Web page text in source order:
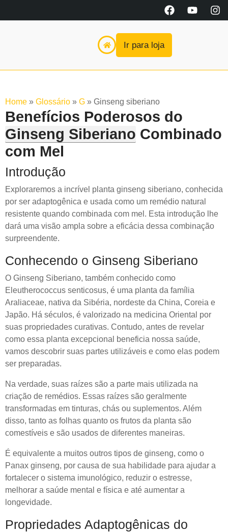
Ir para loja
Home » Glossário » G » Ginseng siberiano
Benefícios Poderosos do
Ginseng Siberiano Combinado
com Mel
Introdução
Exploraremos a incrível planta ginseng siberiano, conhecida
por ser adaptogênica e usada como um remédio natural
resistente quando combinada com mel. Esta introdução lhe
dará uma visão ampla sobre a eficácia dessa combinação
surpreendente.
Conhecendo o Ginseng Siberiano
O Ginseng Siberiano, também conhecido como
Eleutherococcus senticosus, é uma planta da família
Araliaceae, nativa da Sibéria, nordeste da China, Coreia e
Japão. Há séculos, é valorizado na medicina Oriental por
suas propriedades curativas. Contudo, antes de revelar
como essa planta excepcional beneficia nossa saúde,
vamos descobrir suas partes utilizáveis e como elas podem
ser preparadas.
Na verdade, suas raízes são a parte mais utilizada na
criação de remédios. Essas raízes são geralmente
transformadas em tinturas, chás ou suplementos. Além
disso, tanto as folhas quanto os frutos da planta são
comestíveis e são usados de diferentes maneiras.
É equivalente a muitos outros tipos de ginseng, como o
Panax ginseng, por causa de sua habilidade para ajudar a
fortalecer o sistema imunológico, reduzir o estresse,
melhorar a saúde mental e física e até aumentar a
longevidade.
Propriedades Adaptogênicas do